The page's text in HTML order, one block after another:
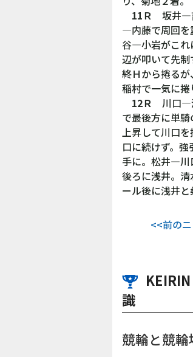
11Ｒ
坂井―
―内藤で周回を
谷―小岩がこれ
辺が叩いて先
終Ｈから捲る
稲村で一気に捲
12Ｒ
川口―
で最後方に単
上昇して川口
口に続けず。
手に。松井―
後ろに浅井。
ール後に浅井と
<<前の
識
競輪と競輪